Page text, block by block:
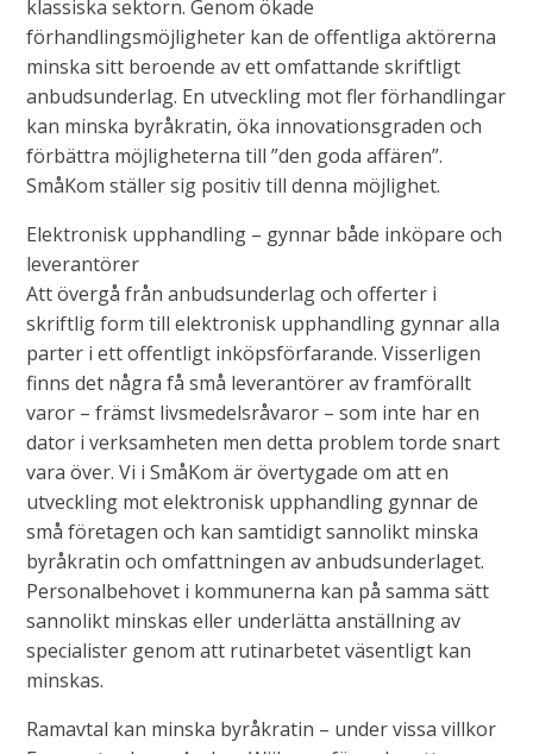
klassiska sektorn. Genom ökade
förhandlingsmöjligheter kan de offentliga aktörerna
minska sitt beroende av ett omfattande skriftligt
anbudsunderlag. En utveckling mot fler förhandlingar
kan minska byråkratin, öka innovationsgraden och
förbättra möjligheterna till ”den goda affären”.
SmåKom ställer sig positiv till denna möjlighet.
Elektronisk upphandling – gynnar både inköpare och
leverantörer
Att övergå från anbudsunderlag och offerter i
skriftlig form till elektronisk upphandling gynnar alla
parter i ett offentligt inköpsförfarande. Visserligen
finns det några få små leverantörer av framförallt
varor – främst livsmedelsråvaror – som inte har en
dator i verksamheten men detta problem torde snart
vara över. Vi i SmåKom är övertygade om att en
utveckling mot elektronisk upphandling gynnar de
små företagen och kan samtidigt sannolikt minska
byråkratin och omfattningen av anbudsunderlaget.
Personalbehovet i kommunerna kan på samma sätt
sannolikt minskas eller underlätta anställning av
specialister genom att rutinarbetet väsentligt kan
minskas.
Ramavtal kan minska byråkratin – under vissa villkor